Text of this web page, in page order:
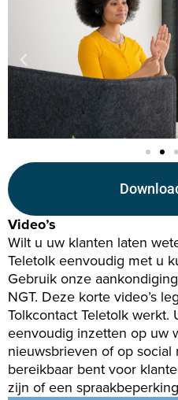
Video’s
Wilt u uw klanten laten
Teletolk eenvoudig met u
Gebruik onze
NGT. Deze korte video’s
Tolkcontact Teletolk werkt.
eenvoudig inzetten op uw
nieuwsbrieven of op
bereikbaar bent voor
zijn of een